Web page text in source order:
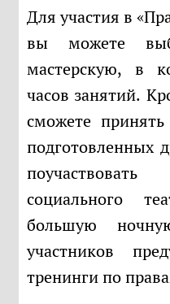
Для участия в «Правозащитном бустере»
вы можете
мастерскую, в
часов занятий.
сможете
подготовленных
социального
большую
участников
тренинги по